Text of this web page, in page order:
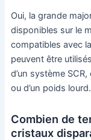
Oui, la grande
disponibles sur le
compatibles avec
peuvent être
d’un système SCR,
ou d’un poids lourd.
Combien de
cristaux